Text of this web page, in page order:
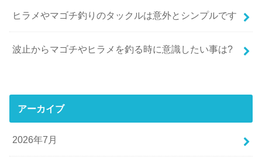
ヒラメやマゴチ釣りのタックルは意外とシンプルです
波止からマゴチやヒラメを釣る時に意識したい事は?
アーカイブ
2026年7月